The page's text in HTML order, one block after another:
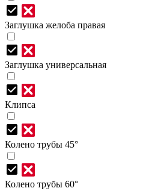
Заглушка желоба правая
Заглушка универсальная
Клипса
Колено трубы 45°
Колено трубы 60°